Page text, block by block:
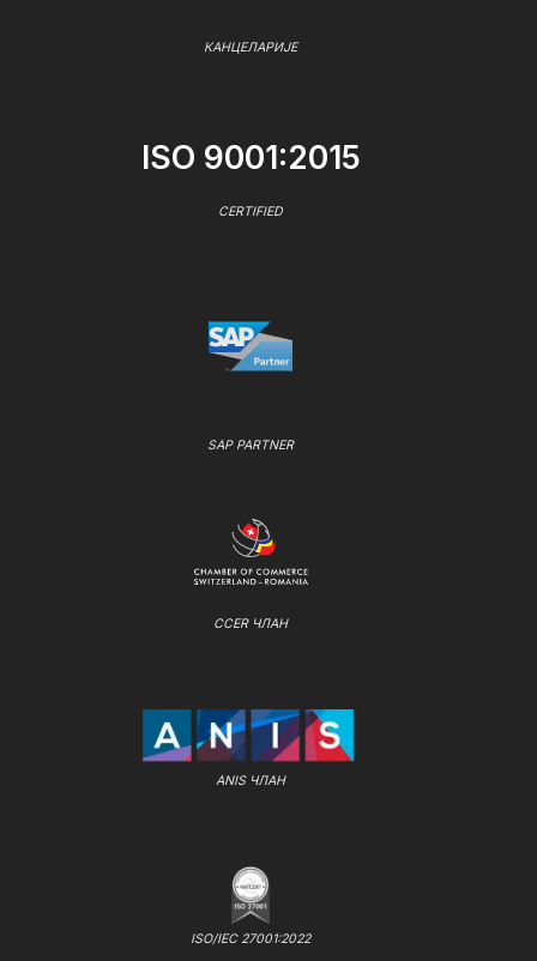
КАНЦЕЛАРИЈЕ
ISO 9001:2015
CERTIFIED
SAP PARTNER
CCER ЧЛАН
ANIS ЧЛАН
ISO/IEC 27001:2022